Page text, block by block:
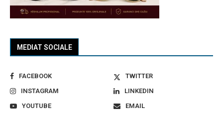
MEDIAT SOCIALE
FACEBOOK
TWITTER
INSTAGRAM
LINKEDIN
YOUTUBE
EMAIL